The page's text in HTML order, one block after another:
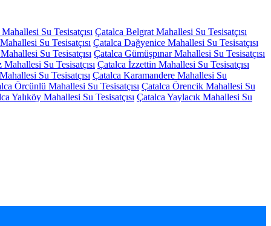
Su Tesisatçısı Çatalca Belgrat Mahallesi Su Tesisatçısı
Su Tesisatçısı Çatalca Dağyenice Mahallesi Su Tesisatçısı
Su Tesisatçısı Çatalca Gümüşpınar Mahallesi Su Tesisatçısı
Su Tesisatçısı Çatalca İzzettin Mahallesi Su Tesisatçısı
Su Tesisatçısı Çatalca Karamandere Mahallesi Su
Örcünlü Mahallesi Su Tesisatçısı Çatalca Örencik Mahallesi Su
Yalıköy Mahallesi Su Tesisatçısı Çatalca Yaylacık Mahallesi Su